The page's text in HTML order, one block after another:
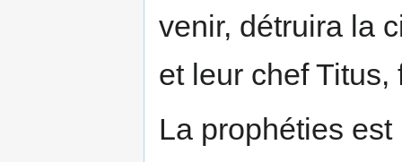
venir, détruira la
et leur chef
La prophéties